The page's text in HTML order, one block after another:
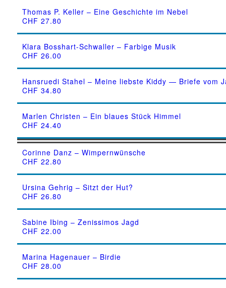
Thomas P. Keller – Eine Geschichte im Nebel
CHF 27.80
Klara Bosshart-Schwaller – Farbige Musik
CHF 26.00
Hansruedi Stahel – Meine liebste Kiddy — Briefe vom
CHF 34.80
Marlen Christen – Ein blaues Stück Himmel
CHF 24.40
Corinne Danz – Wimpernwünsche
CHF 22.80
Ursina Gehrig – Sitzt der Hut?
CHF 26.80
Sabine Ibing – Zenissimos Jagd
CHF 22.00
Marina Hagenauer – Birdie
CHF 28.00